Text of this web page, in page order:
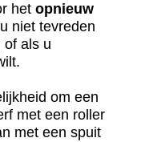
het opnieuw
niet tevreden
of als u
om een
met een roller
met een spuit